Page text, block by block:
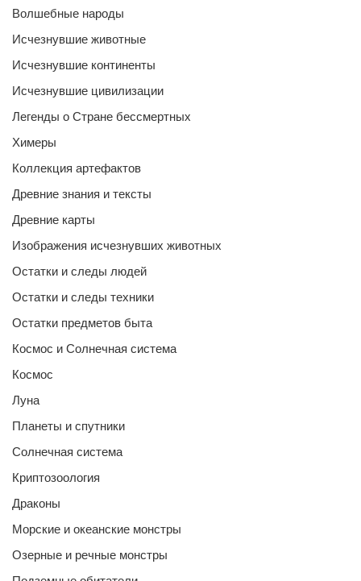
Волшебные народы
Исчезнувшие животные
Исчезнувшие континенты
Исчезнувшие цивилизации
Легенды о Стране бессмертных
Химеры
Коллекция артефактов
Древние знания и тексты
Древние карты
Изображения исчезнувших животных
Остатки и следы людей
Остатки и следы техники
Остатки предметов быта
Космос и Солнечная система
Космос
Луна
Планеты и спутники
Солнечная система
Криптозоология
Драконы
Морские и океанские монстры
Озерные и речные монстры